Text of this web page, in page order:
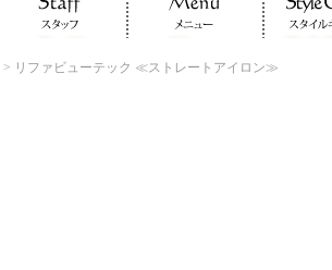
> リファビューテック ≪ストレートアイロン≫